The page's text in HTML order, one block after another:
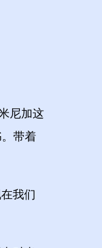
尼加这
带着
我们